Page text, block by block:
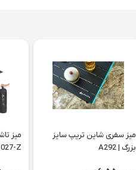
میز سفری شاین تریپ سایز
بزرگ | A292
میز
Z